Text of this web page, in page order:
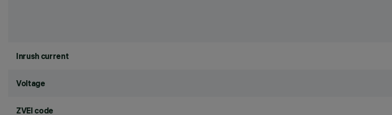
Inrush current
Voltage
ZVEI code